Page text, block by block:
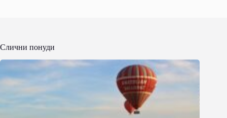
Слични понуди